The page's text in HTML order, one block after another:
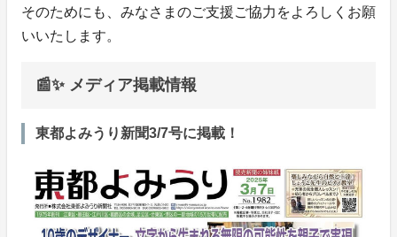
そのためにも、みなさまのご支援ご協力をよろしくお願
いいたします。
📰✨ メディア掲載情報
東都よみうり新聞3/7号に掲載！